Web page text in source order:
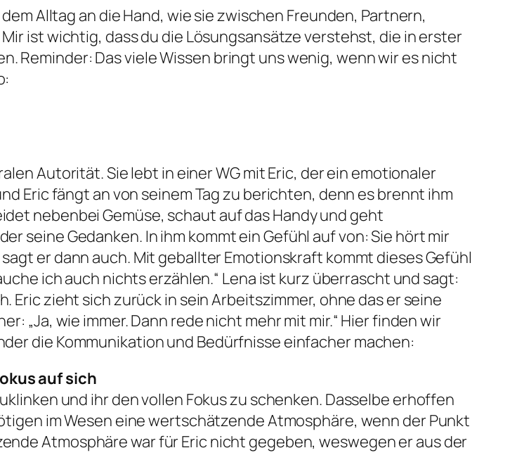
Alltag an die Hand, wie sie zwischen Freunden, Partnern,
ist wichtig, dass du die Lösungsansätze verstehst, die in erster
Reminder: Das viele Wissen bringt uns wenig, wenn wir es nicht
Autorität. Sie lebt in einer WG mit Eric, der ein emotionaler
Eric fängt an von seinem Tag zu berichten, denn es brennt ihm
nebenbei Gemüse, schaut auf das Handy und geht
seine Gedanken. In ihm kommt ein Gefühl auf von: Sie hört mir
er dann auch. Mit geballter Emotionskraft kommt dieses Gefühl
ich auch nichts erzählen.“ Lena ist kurz überrascht und sagt:
Eric zieht sich zurück in sein Arbeitszimmer, ohne das er seine
„Ja, wie immer. Dann rede nicht mehr mit mir.“ Hier finden wir
die Kommunikation und Bedürfnisse einfacher machen:
auf sich
und ihr den vollen Fokus zu schenken. Dasselbe erhoffen
im Wesen eine wertschätzende Atmosphäre, wenn der Punkt
Atmosphäre war für Eric nicht gegeben, weswegen er aus der